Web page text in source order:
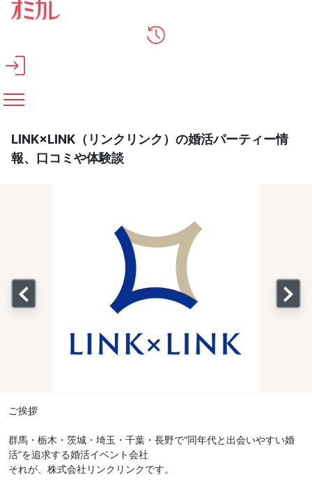
メインコンテンツへスキップ
LINK×LINK（リンクリンク）の婚活パーティー情
報、口コミや体験談
ご挨拶
群馬・栃木・茨城・埼玉・千葉・長野で“同年代と出会いやすい婚
活”を追求する婚活イベント会社
それが、株式会社リンクリンクです。